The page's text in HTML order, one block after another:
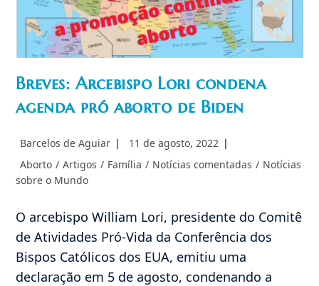
Breves: Arcebispo Lori condena
agenda pró aborto de Biden
Autor
post:
Barcelos de Aguiar
Post
11 de agosto, 2022
Categoria
do
Aborto / Artigos / Família / Notícias comentadas / Notícias
sobre o Mundo
O arcebispo William Lori, presidente do Comitê
de Atividades Pró-Vida da Conferência dos
Bispos Católicos dos EUA, emitiu uma
declaração em 5 de agosto, condenando a